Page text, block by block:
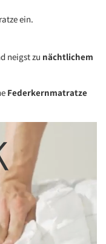
ein.
neigst zu nächtlichem
Federkernmatratze